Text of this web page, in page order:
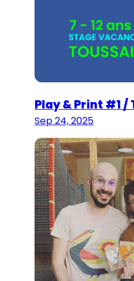
Play & Print #1 /
Sep 24, 2025